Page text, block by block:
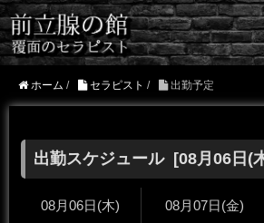
ホーム / セラピスト / 出勤予定
出勤スケジュール [08月06日 (
08月06日(木) 08月07日(金)